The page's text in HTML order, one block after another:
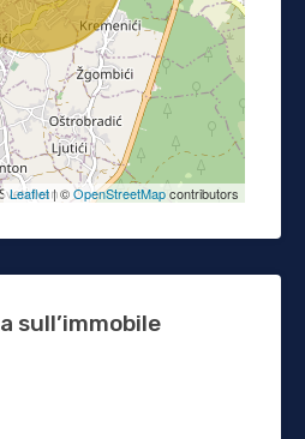
Leaflet| ©OpenStreetMapcontributors
sull’immobile